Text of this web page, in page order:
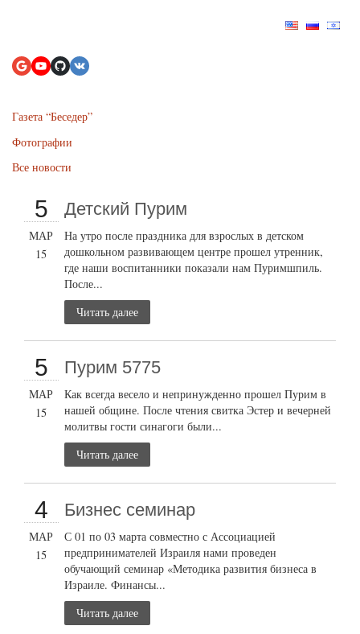
Газета “Беседер”
Фотографии
Все новости
5
МАР
15
Детский Пурим
На утро после праздника для взрослых в детском
дошкольном развивающем центре прошел утренник,
где наши воспитанники показали нам Пуримшпиль.
После...
Читать далее
5
МАР
15
Пурим 5775
Как всегда весело и непринужденно прошел Пурим в
нашей общине. После чтения свитка Эстер и вечерней
молитвы гости синагоги были...
Читать далее
4
МАР
15
Бизнес семинар
С 01 по 03 марта совместно с Ассоциацией
предпринимателей Израиля нами проведен
обучающий семинар «Методика развития бизнеса в
Израиле. Финансы...
Читать далее